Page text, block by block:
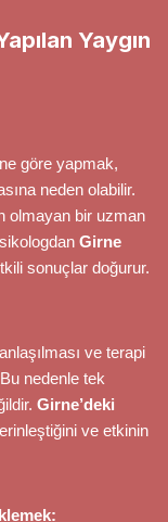
Yaygın
göre yapmak,
neden olabilir.
olmayan bir uzman
Girne
sonuçlar doğurur.
ve terapi
Bu nedenle tek
Girne’deki
ve etkinin